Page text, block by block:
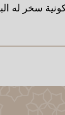
سخر له